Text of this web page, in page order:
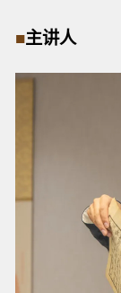
■主讲人